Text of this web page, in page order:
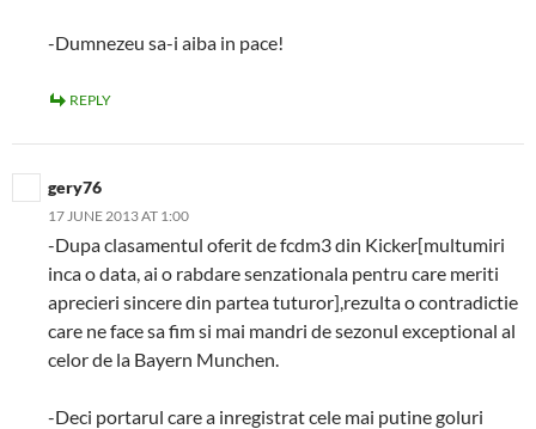
-Dumnezeu sa-i aiba in pace!
REPLY
gery76
17 JUNE 2013 AT 1:00
-Dupa clasamentul oferit de fcdm3 din Kicker[multumiri
inca o data, ai o rabdare senzationala pentru care meriti
aprecieri sincere din partea tuturor],rezulta o contradictie
care ne face sa fim si mai mandri de sezonul exceptional al
celor de la Bayern Munchen.
-Deci portarul care a inregistrat cele mai putine goluri